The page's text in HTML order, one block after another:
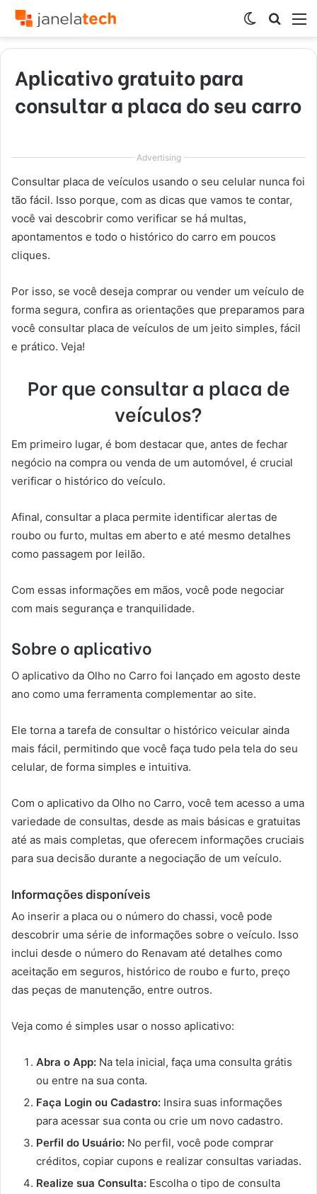
por
Switch
skin
Aplicativo gratuito para
consultar a placa do seu carro
Advertising
Consultar placa de veículos usando o seu celular nunca foi
tão fácil. Isso porque, com as dicas que vamos te contar,
você vai descobrir como verificar se há multas,
apontamentos e todo o histórico do carro em poucos
cliques.
Por isso, se você deseja comprar ou vender um veículo de
forma segura, confira as orientações que preparamos para
você consultar placa de veículos de um jeito simples, fácil
e prático. Veja!
Por que consultar a placa de
veículos?
Em primeiro lugar, é bom destacar que, antes de fechar
negócio na compra ou venda de um automóvel, é crucial
verificar o histórico do veículo.
Afinal, consultar a placa permite identificar alertas de
roubo ou furto, multas em aberto e até mesmo detalhes
como passagem por leilão.
Com essas informações em mãos, você pode negociar
com mais segurança e tranquilidade.
Sobre o aplicativo
O aplicativo da Olho no Carro foi lançado em agosto deste
ano como uma ferramenta complementar ao site.
Ele torna a tarefa de consultar o histórico veicular ainda
mais fácil, permitindo que você faça tudo pela tela do seu
celular, de forma simples e intuitiva.
Com o aplicativo da Olho no Carro, você tem acesso a uma
variedade de consultas, desde as mais básicas e gratuitas
até as mais completas, que oferecem informações cruciais
para sua decisão durante a negociação de um veículo.
Informações disponíveis
Ao inserir a placa ou o número do chassi, você pode
descobrir uma série de informações sobre o veículo. Isso
inclui desde o número do Renavam até detalhes como
aceitação em seguros, histórico de roubo e furto, preço
das peças de manutenção, entre outros.
Veja como é simples usar o nosso aplicativo:
Abra o App: Na tela inicial, faça uma consulta grátis
ou entre na sua conta.
Faça Login ou Cadastro: Insira suas informações
para acessar sua conta ou crie um novo cadastro.
Perfil do Usuário: No perfil, você pode comprar
créditos, copiar cupons e realizar consultas variadas.
Realize sua Consulta: Escolha o tipo de consulta